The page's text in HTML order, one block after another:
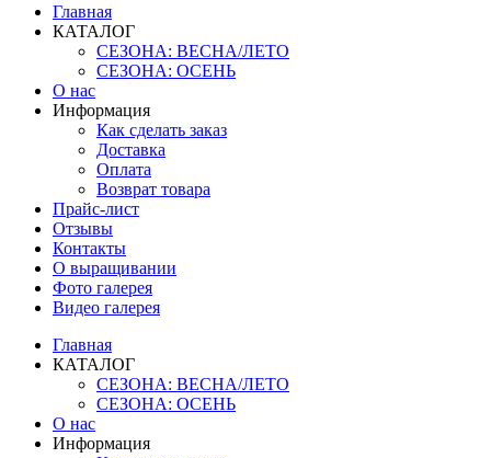
Главная
КАТАЛОГ
СЕЗОНА: ВЕСНА/ЛЕТО
СЕЗОНА: ОСЕНЬ
О нас
Информация
Как сделать заказ
Доставка
Оплата
Возврат товара
Прайс-лист
Отзывы
Контакты
О выращивании
Фото галерея
Видео галерея
Главная
КАТАЛОГ
СЕЗОНА: ВЕСНА/ЛЕТО
СЕЗОНА: ОСЕНЬ
О нас
Информация